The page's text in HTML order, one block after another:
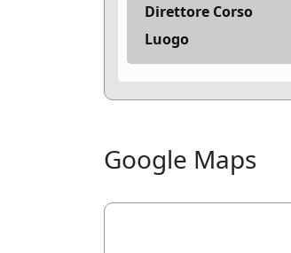
Direttore Corso
Luogo
Google Maps